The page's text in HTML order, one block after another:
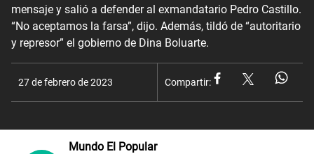
mensaje y salió a defender al exmandatario Pedro Castillo.
“No aceptamos la farsa”, dijo. Además, tildó de “autoritario
y represor” el gobierno de Dina Boluarte.
27 de febrero de 2023 Compartir:
Mundo El Popular